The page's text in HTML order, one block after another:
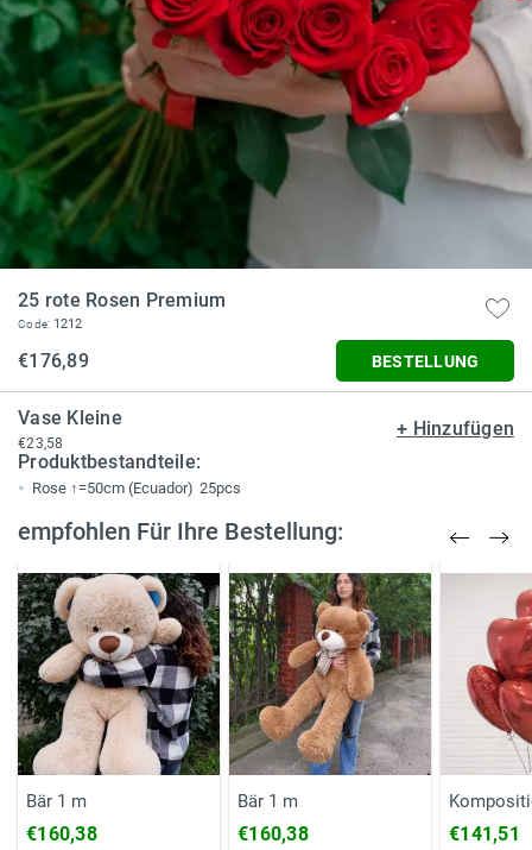
25 rote Rosen Premium
Code: 1212
€176,89 BESTELLUNG
Vase Kleine
€23,58
+ Hinzufügen
Produktbestandteile:
Rose ↑=50cm (Ecuador) 25pcs
empfohlen Für Ihre Bestellung:
Bär 1 m
€160,38
Bär 1 m
€160,38
€141,51